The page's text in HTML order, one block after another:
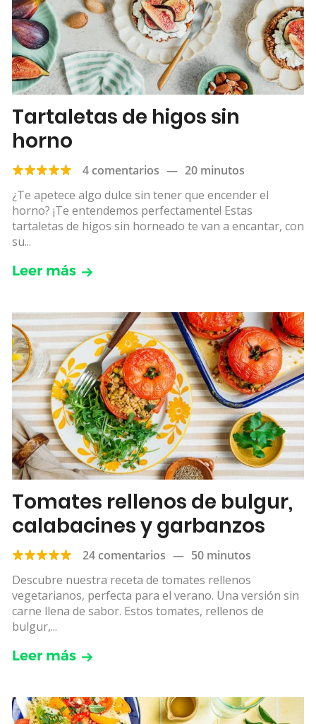
Tartaletas de higos sin
horno
4 comentarios — 20 minutos
¿Te apetece algo dulce sin tener que encender el
horno? ¡Te entendemos perfectamente! Estas
tartaletas de higos sin horneado te van a encantar, con
su...
Leer más
Tomates rellenos de bulgur,
calabacines y garbanzos
24 comentarios — 50 minutos
Descubre nuestra receta de tomates rellenos
vegetarianos, perfecta para el verano. Una versión sin
carne llena de sabor. Estos tomates, rellenos de
bulgur,...
Leer más